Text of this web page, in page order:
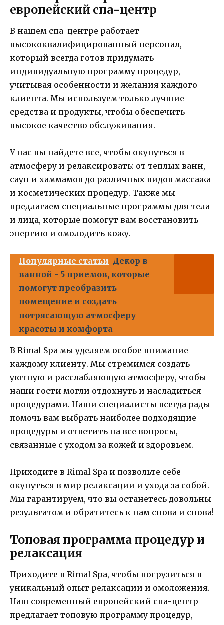
европейский спа-центр
В нашем спа-центре работает
высококвалифицированный персонал,
который всегда готов придумать
индивидуальную программу процедур,
учитывая особенности и желания каждого
клиента. Мы используем только лучшие
средства и продукты, чтобы обеспечить
высокое качество обслуживания.
У нас вы найдете все, чтобы окунуться в
атмосферу и релаксировать: от теплых ванн,
саун и хаммамов до различных видов массажа
и косметических процедур. Также мы
предлагаем специальные программы для тела
и лица, которые помогут вам восстановить
энергию и омолодить кожу.
Популярные статьи Декор в
ванной - 5 приемов, которые
помогут преобразить
помещение и создать
потрясающую атмосферу
красоты и комфорта
В Rimal Spa мы уделяем особое внимание
каждому клиенту. Мы стремимся создать
уютную и расслабляющую атмосферу, чтобы
наши гости могли отдохнуть и насладиться
процедурами. Наши специалисты всегда рады
помочь вам выбрать наиболее подходящие
процедуры и ответить на все вопросы,
связанные с уходом за кожей и здоровьем.
Приходите в Rimal Spa и позвольте себе
окунуться в мир релаксации и ухода за собой.
Мы гарантируем, что вы останетесь довольны
результатом и обратитесь к нам снова и снова!
Топовая программа процедур и
релаксация
Приходите в Rimal Spa, чтобы погрузиться в
уникальный опыт релаксации и омоложения.
Наш современный европейский спа-центр
предлагает топовую программу процедур,